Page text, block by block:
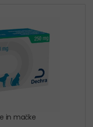
in mačke